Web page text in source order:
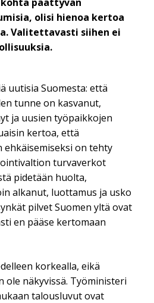
olisi hienoa kertoa
Valitettavasti siihen ei
uutisia Suomesta: että
tunne on kasvanut,
ja uusien työpaikkojen
kertoa, että
ehkäisemiseksi on tehty
turvaverkot
pidetään huolta,
alkanut, luottamus ja usko
pilvet Suomen yltä ovat
en pääse kertomaan
korkealla, eikä
ole näkyvissä. Työministeri
talousluvut ovat